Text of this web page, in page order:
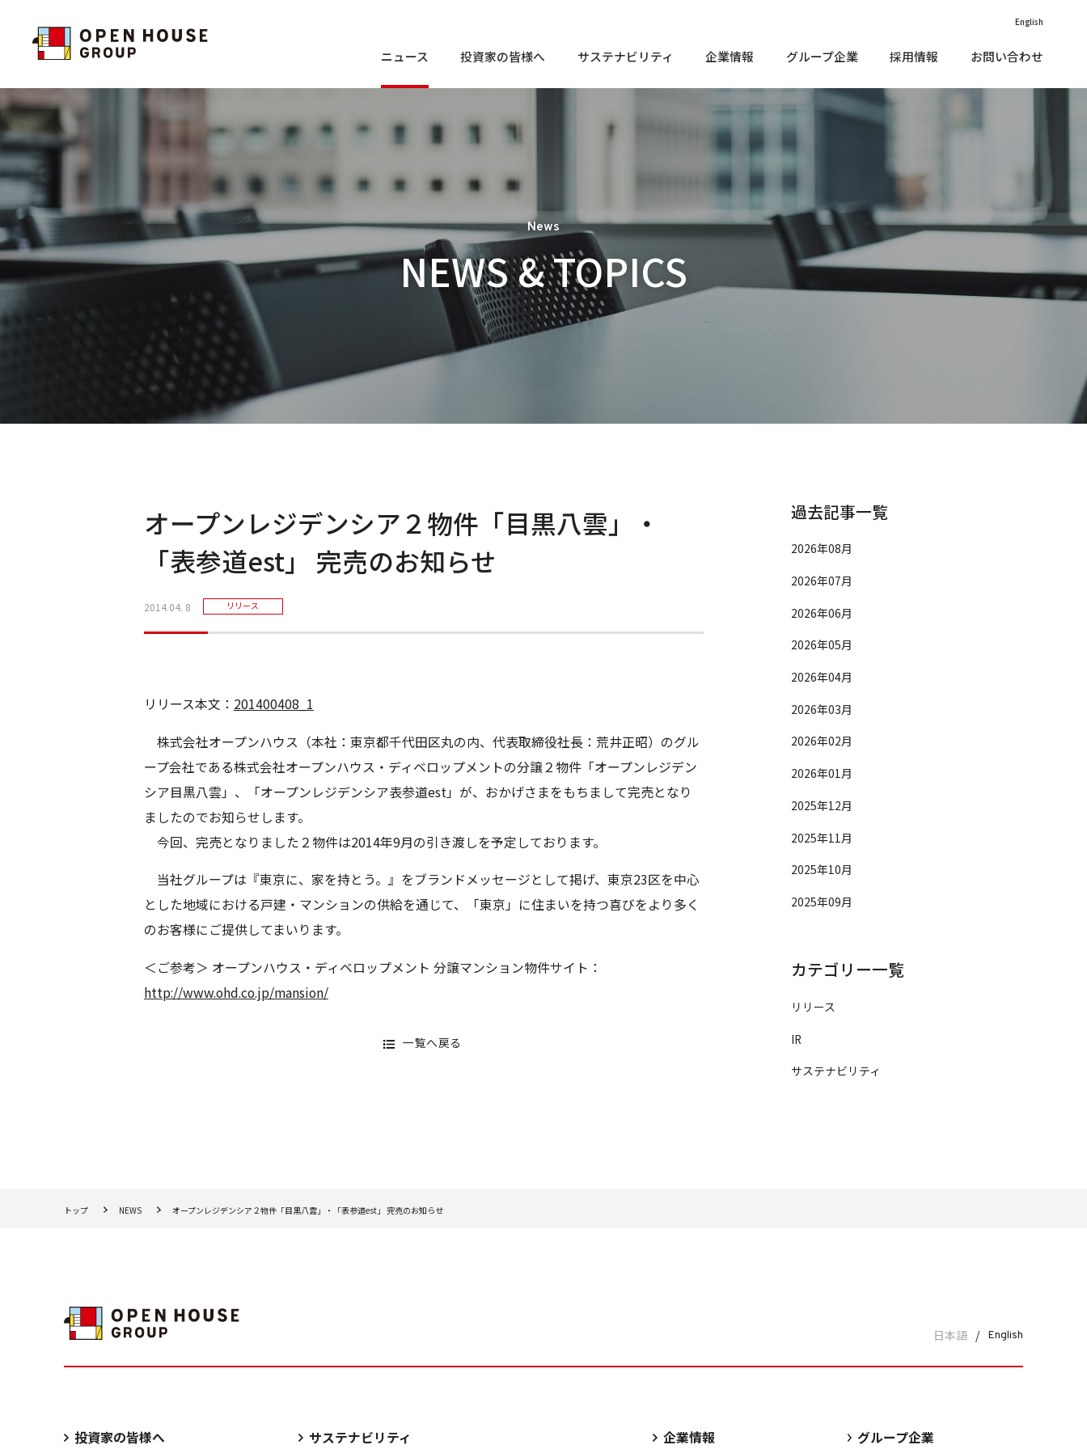
English
ニュース 投資家の皆様へ
投資家の皆様へトップ
個人投資家の皆様へ
経営⽅針
業績・財務情報
株式・社債情報
IRライブラリ
定款
電子公告
よくあるご質問
IRカレンダー
サステナビリティ
サステナビリティトップ
トップメッセージ
サステナビリティ
マテリアリティ
社会課題解決に貢献する商品
Social（社会）
Governance（ガバナンス）
外部評価
ESG情報索引
企業情報
企業情報トップ
会社概要
役員一覧
沿革
企業理念
グループ企業 採用情報 お問い合わせ
コンプライアンスに関する
相談・通報窓口
IR•メディアに関する
経営⽅針
業績・財務情報
株式・社債情報
IRライブラリ
定款
電子公告
IRニュース
IRカレンダー
サステナビリティ
マテリアリティ
社会課題解決に貢献する商品
Social（社会）
Governance（ガバナンス）
外部評価
サステナブルファイナンス
トップメッセージ
役員一覧
沿革
お客様相談窓口
IR•メディアに関する
News
NEWS & TOPICS
オープンレジデンシア２物件「目黒八雲」・
「表参道est」 完売のお知らせ
2014.04. 8 リリース
リリース本文： 201400408_1
株式会社オープンハウス（本社：東京都千代田区丸の内、代表取締役社長：荒井正昭）のグル
ープ会社である株式会社オープンハウス・ディベロップメントの分譲２物件「オープンレジデン
シア目黒八雲」、「オープンレジデンシア表参道est」が、おかげさまをもちまして完売となり
ましたのでお知らせします。
今回、完売となりました２物件は2014年9月の引き渡しを予定しております。
当社グループは『東京に、家を持とう。』をブランドメッセージとして掲げ、東京23区を中心
とした地域における戸建・マンションの供給を通じて、「東京」に住まいを持つ喜びをより多く
のお客様にご提供してまいります。
＜ご参考＞ オープンハウス・ディベロップメント 分譲マンション物件サイト：
http://www.ohd.co.jp/mansion/
一覧へ戻る
過去記事一覧
2026年08月
2026年07月
2026年06月
2026年05月
2026年04月
2026年03月
2026年02月
2026年01月
2025年12月
2025年11月
2025年10月
2025年09月
カテゴリー一覧
リリース
IR
サステナビリティ
トップ NEWS オープンレジデンシア２物件「目黒八雲」・「表参道est」 完売のお知らせ
日本語 / English
投資家の皆様へ サステナビリティ 企業情報 グループ企業